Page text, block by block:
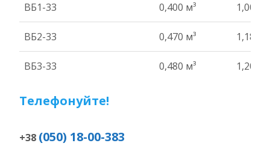
ВБ1-33 0,400 м³ 1,00 т
ВБ2-33 0,470 м³ 1,18 т
ВБ3-33 0,480 м³ 1,20 т
Телефонуйте!
+38 (050) 18-00-383